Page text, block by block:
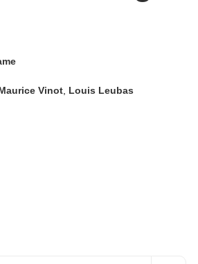
Vinot Louis Leubas